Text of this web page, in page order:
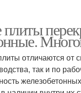
отличаются от
так и по